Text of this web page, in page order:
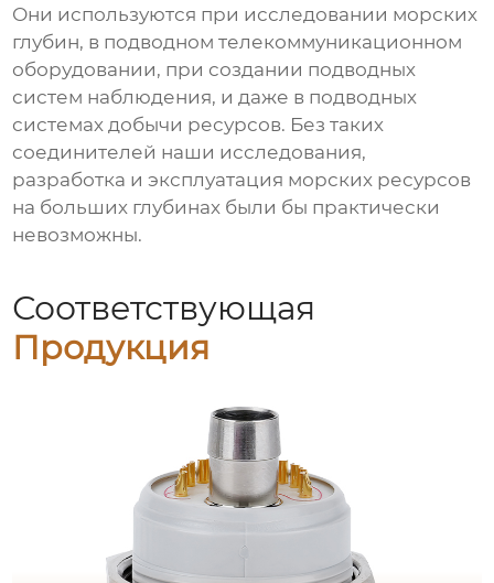
Они используются при исследовании морских
глубин, в подводном телекоммуникационном
оборудовании, при создании подводных
систем наблюдения, и даже в подводных
системах добычи ресурсов. Без таких
соединителей наши исследования,
разработка и эксплуатация морских ресурсов
на больших глубинах были бы практически
невозможны.
Соответствующая
Продукция